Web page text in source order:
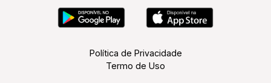
Política de Privacidade
Termo de Uso